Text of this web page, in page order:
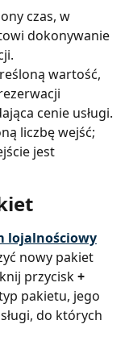
czas, w
dokonywanie
wartość,
cenie usługi.
liczbę wejść;
jest
lojalnościowy
nowy pakiet
przycisk +
pakietu, jego
do których